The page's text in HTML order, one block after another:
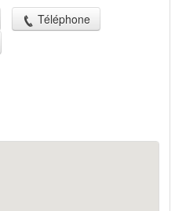
Téléphone